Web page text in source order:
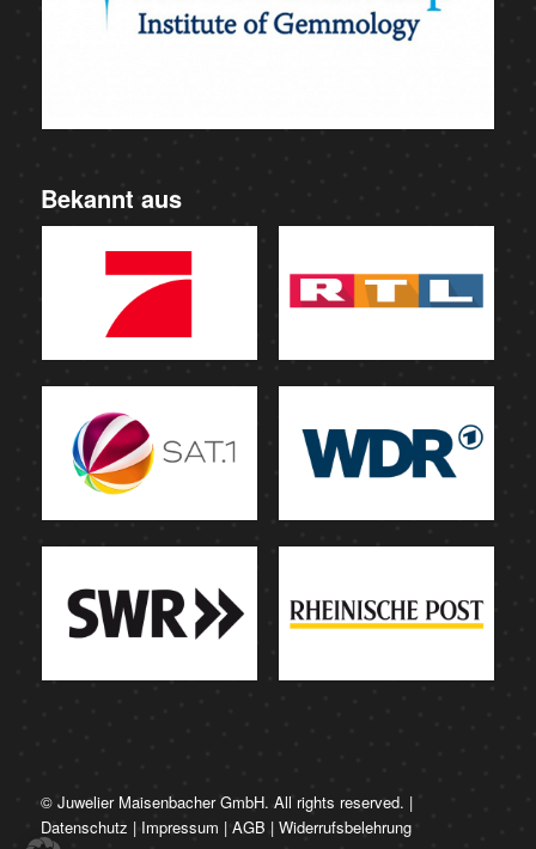
Bekannt aus
© Juwelier Maisenbacher GmbH. All rights reserved. |
Datenschutz | Impressum | AGB | Widerrufsbelehrung